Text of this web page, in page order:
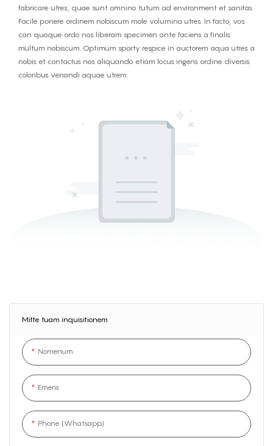
fabricare utres, quae sunt omnino tutum ad environment et sanitas.
Facile ponere ordinem nobiscum mole volumina utres. In facto, vos
can quoque ordo nos liberam specimen ante faciens a finalis
multum nobiscum. Optimum sporty respice in auctorem aqua utres a
nobis et contactus nos aliquando etiam locus ingens ordine diversis
coloribus venandi aquae utrem.
Mitte tuam inquisitionem
Nomenum
Emeris
Phone (whatsapp)